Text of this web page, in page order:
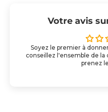
Votre avis
Soyez le premier à
conseillez l'ensemble de
prenez